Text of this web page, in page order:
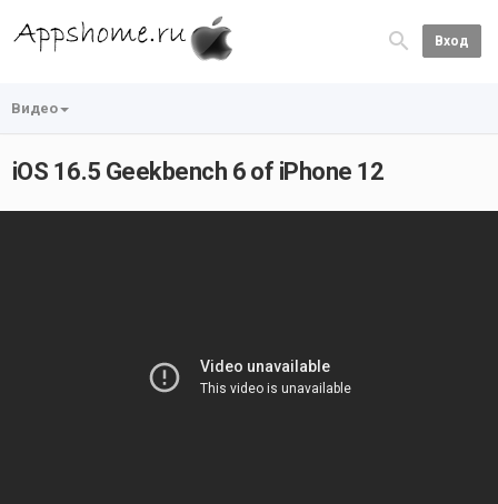
Вход
Видео
iOS 16.5 Geekbench 6 of iPhone 12